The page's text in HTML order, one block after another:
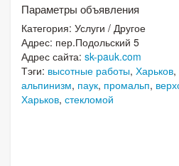
Параметры объявления
Категория: Услуги / Другое
Адрес: пер.Подольский 5
Адрес сайта: sk-pauk.com
Тэги: высотные работы, Харьков,
альпинизм, паук, промальп,
Харьков, стекломой